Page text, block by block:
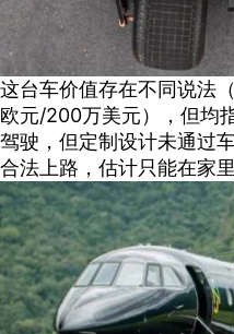
这台车价值存在不同说法
欧元/200万美元），但均
驾驶，但定制设计未通过
合法上路，估计只能在家里